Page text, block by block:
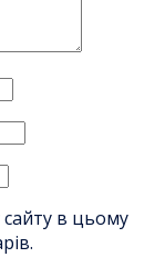
сайту в цьому